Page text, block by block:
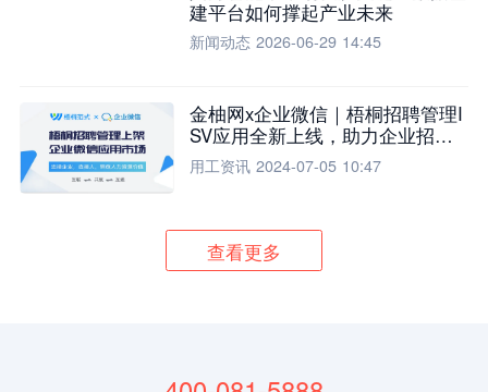
建平台如何撑起产业未来
新闻动态 2026-06-29 14:45
金柚网x企业微信｜梧桐招聘管理I
SV应用全新上线，助力企业招聘
流程全面升级
用工资讯 2024-07-05 10:47
查看更多